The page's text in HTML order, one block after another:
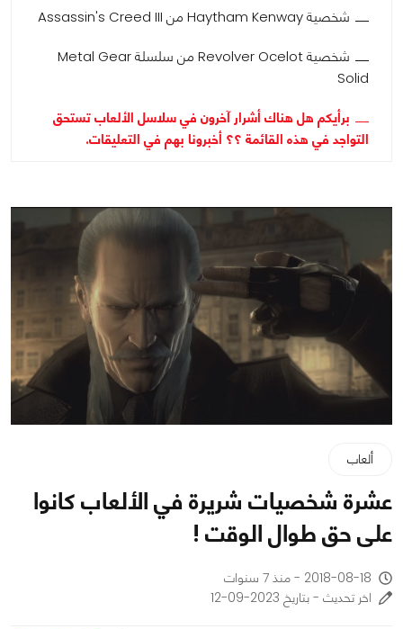
شخصية Haytham Kenway من Assassin's Creed III
شخصية Revolver Ocelot من سلسلة Metal Gear
Solid
برأيكم هل هناك أشرار آخرون في سلاسل الألعاب تستحق
التواجد في هذه القائمة ؟؟ أخبرونا بهم في التعليقات.
ألعاب
عشرة شخصيات شريرة في الألعاب كانوا
على حق طوال الوقت !
2018-08-18 - منذ 7 سنوات
اخر تحديث - بتاريخ 2023-09-12